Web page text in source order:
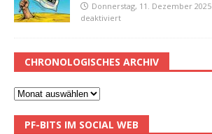
Donnerstag, 11. Dezember 2025
deaktiviert
CHRONOLOGISCHES ARCHIV
PF-BITS IM SOCIAL WEB